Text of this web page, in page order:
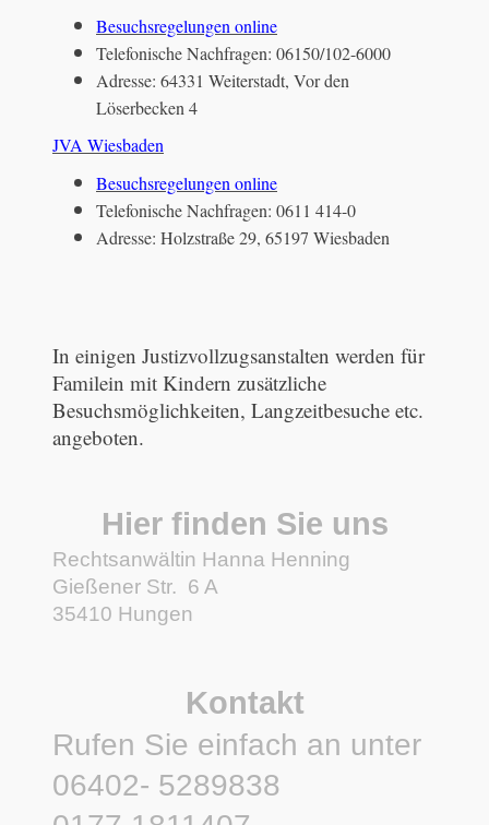
Besuchsregelungen online
Telefonische Nachfragen: 06150/102-6000
Adresse: 64331 Weiterstadt, Vor den
Löserbecken 4
JVA Wiesbaden
Besuchsregelungen online
Telefonische Nachfragen: 0611 414-0
Adresse: Holzstraße 29, 65197 Wiesbaden
In einigen Justizvollzugsanstalten werden für
Familein mit Kindern zusätzliche
Besuchsmöglichkeiten, Langzeitbesuche etc.
angeboten.
Hier finden Sie uns
Rechtsanwältin Hanna Henning
Gießener Str. 6 A
35410 Hungen
Kontakt
Rufen Sie einfach an unter
06402- 5289838